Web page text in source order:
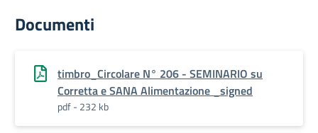
Documenti
timbro_Circolare N° 206 - SEMINARIO su
Corretta e SANA Alimentazione _signed
pdf - 232 kb